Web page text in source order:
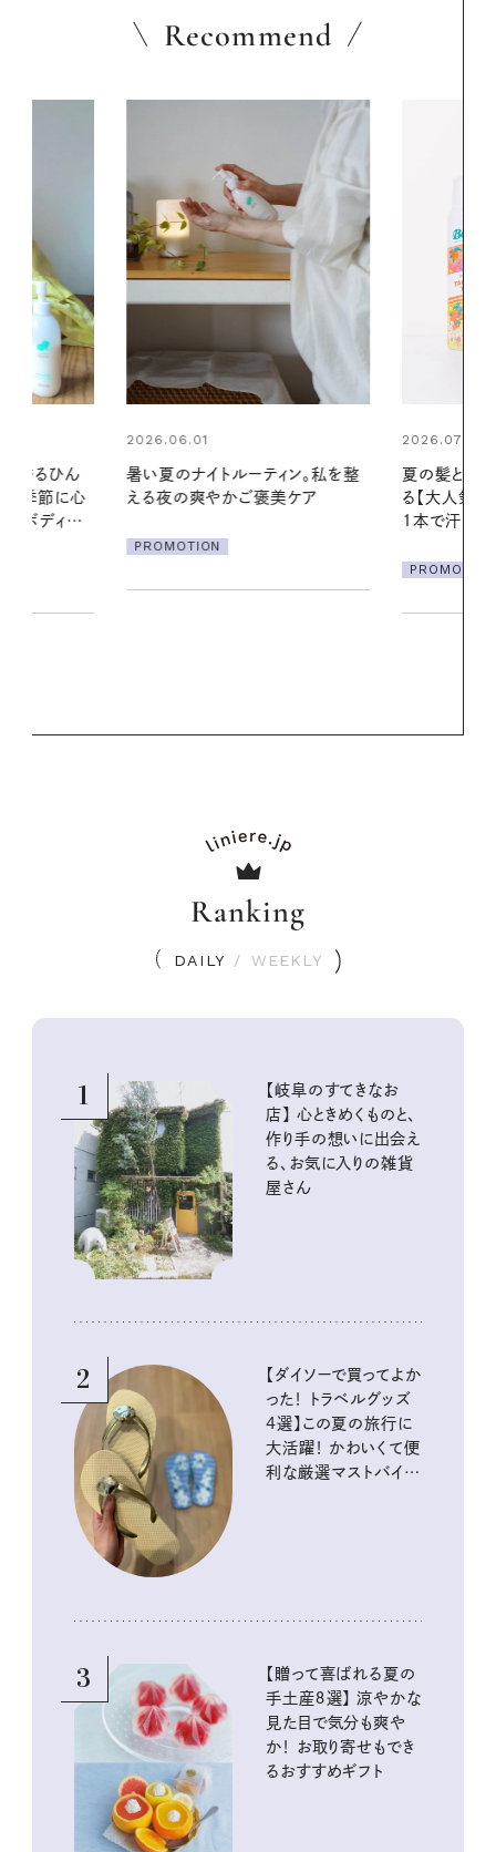
Recommend
ン。私を整
ケア
2026.07.24
夏の髪と心が瞬時にリフレッシュす
る【大人気のドライシャンプー】 この
2026.07.21
発・ベーリングの
リーとの重
Ranking
DAILY / WEEKLY
1
【岐阜のすてきなお
店】 心ときめくものと、
作り手の想いに出会え
る、お気に入りの雑貨
屋さん
2
【ダイソーで買ってよか
った！ トラベルグッズ
4選】この夏の旅行に
大活躍！ かわいくて便
利な厳選マストバイア
3
【贈って喜ばれる夏の
手土産８選】 涼やかな
見た目で気分も爽や
か！ お取り寄せもでき
るおすすめギフト